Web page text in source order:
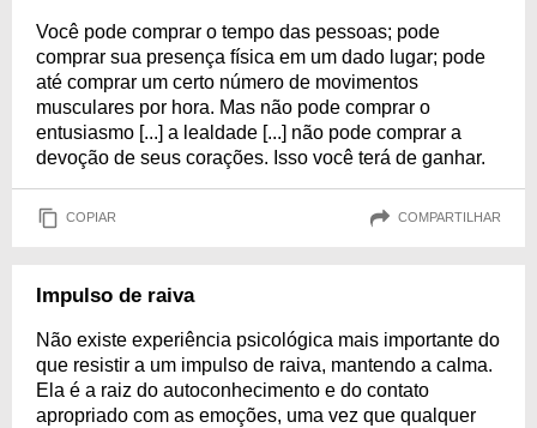
Você pode comprar o tempo das pessoas; pode
comprar sua presença física em um dado lugar; pode
até comprar um certo número de movimentos
musculares por hora. Mas não pode comprar o
entusiasmo [...] a lealdade [...] não pode comprar a
devoção de seus corações. Isso você terá de ganhar.
COPIAR COMPARTILHAR
Impulso de raiva
Não existe experiência psicológica mais importante do
que resistir a um impulso de raiva, mantendo a calma.
Ela é a raiz do autoconhecimento e do contato
apropriado com as emoções, uma vez que qualquer